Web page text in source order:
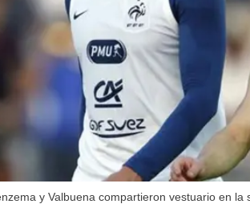
y Valbuena compartieron vestuario en la